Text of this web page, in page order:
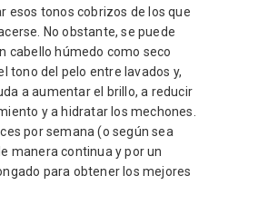
esos tonos cobrizos de los que
No obstante, se puede
cabello húmedo como seco
tono del pelo entre lavados y,
a aumentar el brillo, a reducir
y a hidratar los mechones.
por semana (o según sea
manera continua y por un
para obtener los mejores